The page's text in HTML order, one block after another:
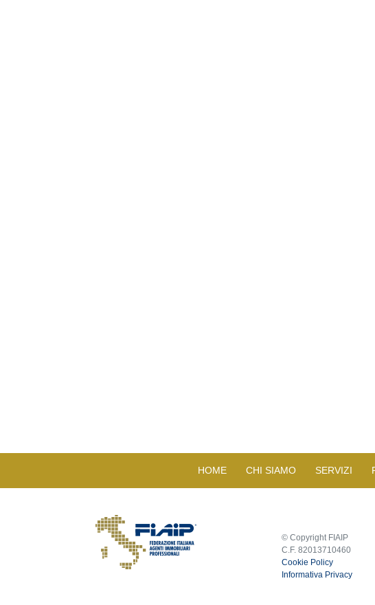
HOME CHI SIAMO SERVIZI
© Copyright FIAIP
C.F. 82013710460
Cookie Policy
Informativa Privacy